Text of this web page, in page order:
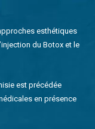
esthétiques
du Botox et le
est précédée
en présence